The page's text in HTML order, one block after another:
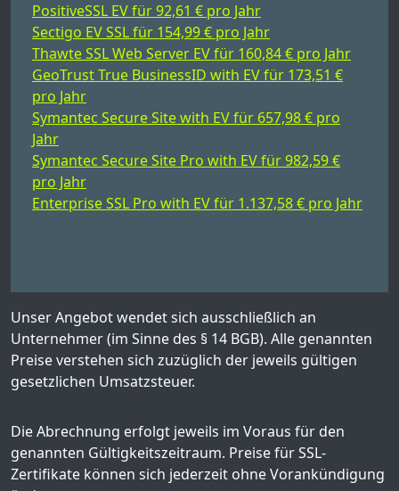
PositiveSSL EV für 92,61 € pro Jahr
Sectigo EV SSL für 154,99 € pro Jahr
Thawte SSL Web Server EV für 160,84 € pro Jahr
GeoTrust True BusinessID with EV für 173,51 €
pro Jahr
Symantec Secure Site with EV für 657,98 € pro
Jahr
Symantec Secure Site Pro with EV für 982,59 €
pro Jahr
Enterprise SSL Pro with EV für 1.137,58 € pro Jahr
Unser Angebot wendet sich ausschließlich an
Unternehmer (im Sinne des § 14 BGB). Alle genannten
Preise verstehen sich zuzüglich der jeweils gültigen
gesetzlichen Umsatzsteuer.
Die Abrechnung erfolgt jeweils im Voraus für den
genannten Gültigkeitszeitraum. Preise für SSL-
Zertifikate können sich jederzeit ohne Vorankündigung